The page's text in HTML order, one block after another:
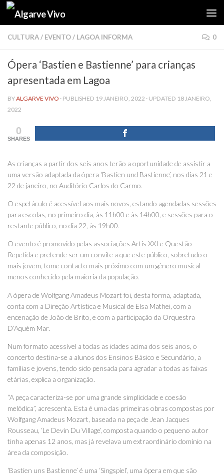
Skip to content
CULTURA/ EVENTO/ LAGOA INFORMA 0
Ópera ‘Bastien e Bastienne’ para crianças
apresentada em Lagoa
BYALGARVE VIVO · PUBLISHED 19 JANEIRO, 2022 · UPDATED 18 JANEIRO,
2022
0
SHARES
As crianças a partir dos seis anos terão a oportunidade de assistir a
uma versão adaptada da ópera ‘Bastien und Bastienne’, nos dias 21 e
22 de janeiro, no Auditório Carlos do Carmo.
O espetáculo é acessível aos mais novos, estando agendadas sessões
para escolas, no primeiro dia, às 11h00 e às 14h00, e sessões para o
restante público, no dia 22, às 19h00.
O evento é promovido pelas associações Artis XXI e Questão
Repetida e pretende ser um convite a que este público, sobretudo o
mais jovem, tome contacto mais próximo com um género musical
menos conhecido pela maioria da população.
A ópera de Wolfgang Amadeus Mozart foi, desta forma, adaptada,
conta com a Direção Artística e Musical de Elsa Mathei, com a
encenação de João de Brito, e com a participação da Orquestra
D’Aquém Mar.
Num formato acessível a todas as idades acima dos seis anos, o
concerto destina-se a alunos dos Ensinos Básico e Secundário, a
famílias e jovens, tendo sido pensada para agradar a todas as faixas
etárias, explica a organização.
“A peça caracteriza-se por uma grande simplicidade e coesão
melódica”, acrescenta. Esta é uma das primeiras obras compostas por
Wolfgang Amadeus Mozart, baseada na peça de Jean Jacques
Rousseau, ‘Le Devin Du Village’, composta quando o pequeno autor
tinha apenas 12 anos, mas já revelava um extraordinário domínio na
área da composição.
‘Bastien uns Bastienne’ é uma ‘Singspiel’, uma ópera em que são